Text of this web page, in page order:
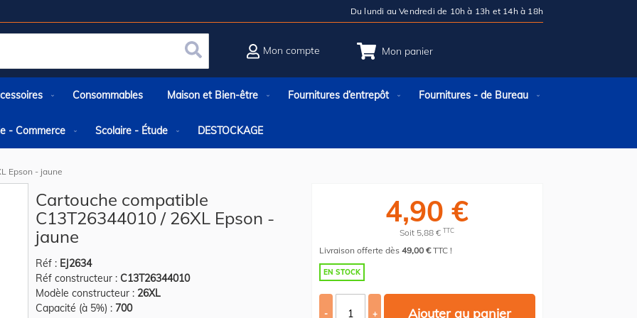
Du lundi au Vendredi de 10h à 13h et 14h à 18h
Mon panier
Rechercher
Mon compte
Consommables Maison et Bien-être Fournitures d’entrepôt Fournitures - de Bureau
- Commerce Scolaire - Étude DESTOCKAGE
Epson - jaune
Cartouche compatible
C13T26344010 / 26XL Epson -
jaune
Réf : EJ2634
Réf constructeur : C13T26344010
Modèle constructeur : 26XL
Capacité (à 5%) : 700
4,90 €
Soit 5,88 € TTC
Livraison offerte dès49,00 €TTC !
EN STOCK
- + Ajouter au panier